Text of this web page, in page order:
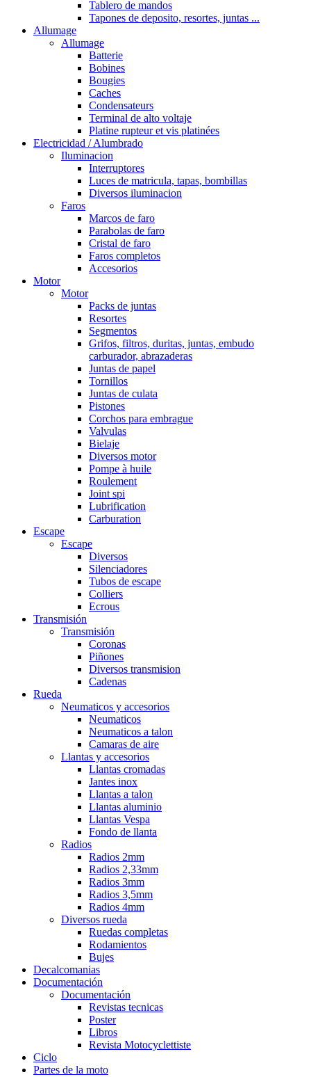
Tablero de mandos
Tapones de deposito, resortes, juntas ...
Allumage
Allumage
Batterie
Bobines
Bougies
Caches
Condensateurs
Terminal de alto voltaje
Platine rupteur et vis platinées
Electricidad / Alumbrado
Iluminacion
Interruptores
Luces de matricula, tapas, bombillas
Diversos iluminacion
Faros
Marcos de faro
Parabolas de faro
Cristal de faro
Faros completos
Accesorios
Motor
Motor
Packs de juntas
Resortes
Segmentos
Grifos, filtros, duritas, juntas, embudo
carburador, abrazaderas
Juntas de papel
Tornillos
Juntas de culata
Pistones
Corchos para embrague
Valvulas
Bielaje
Diversos motor
Pompe à huile
Roulement
Joint spi
Lubrification
Carburation
Escape
Escape
Diversos
Silenciadores
Tubos de escape
Colliers
Ecrous
Transmisión
Transmisión
Coronas
Piñones
Diversos transmision
Cadenas
Rueda
Neumaticos y accesorios
Neumaticos
Neumaticos a talon
Camaras de aire
Llantas y accesorios
Llantas cromadas
Jantes inox
Llantas a talon
Llantas aluminio
Llantas Vespa
Fondo de llanta
Radios
Radios 2mm
Radios 2,33mm
Radios 3mm
Radios 3,5mm
Radios 4mm
Diversos rueda
Ruedas completas
Rodamientos
Bujes
Decalcomanias
Documentación
Documentación
Revistas tecnicas
Poster
Libros
Revista Motocyclettiste
Ciclo
Partes de la moto